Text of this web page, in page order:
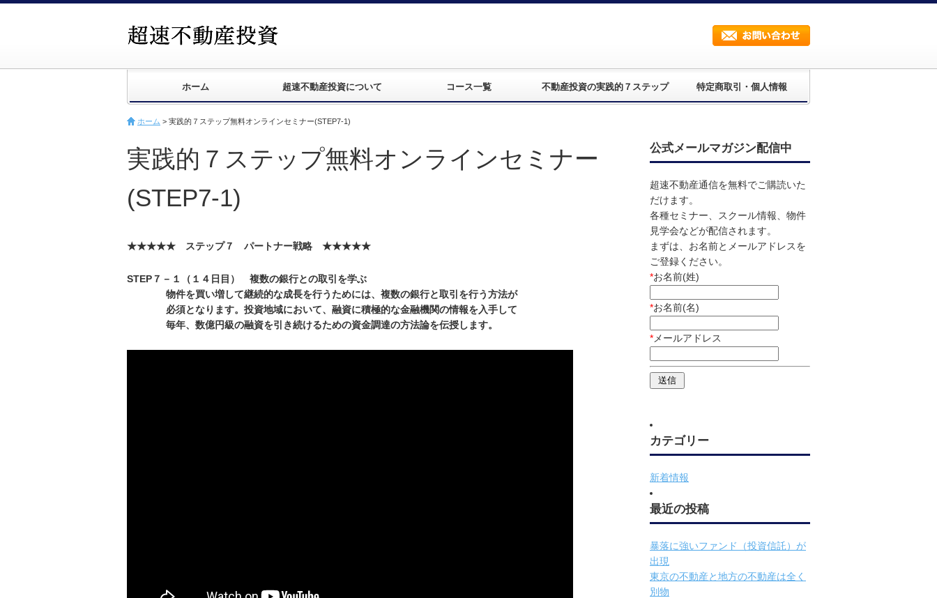
ホーム 超速不動産投資について コース一覧 不動産投資の実践的７ステップ 特定商取引・個人情報
ホーム > 実践的７ステップ無料オンラインセミナー(STEP7-1)
実践的７ステップ無料オンラインセミナー
(STEP7-1)
★★★★★ ステップ７ パートナー戦略 ★★★★★
STEP７－１（１４日目） 複数の銀行との取引を学ぶ
物件を買い増して継続的な成長を行うためには、複数の銀行と取引を行う方法が
必須となります。投資地域において、融資に積極的な金融機関の情報を入手して
毎年、数億円級の融資を引き続けるための資金調達の方法論を伝授します。
公式メールマガジン配信中
超速不動産通信を無料でご購読いた
だけます。
各種セミナー、スクール情報、物件
見学会などが配信されます。
まずは、お名前とメールアドレスを
ご登録ください。
*お名前(姓)
*お名前(名)
* メールアドレス
カテゴリー
新着情報
最近の投稿
暴落に強いファンド（投資信託）が
出現
東京の不動産と地方の不動産は全く
別物